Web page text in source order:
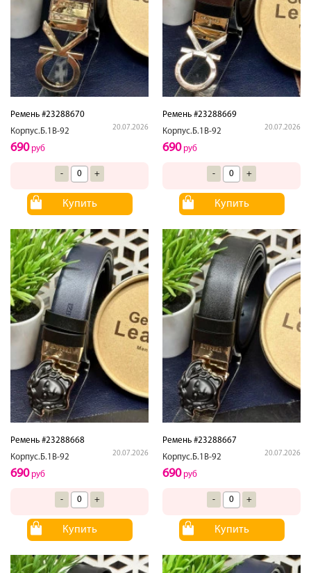
Ремень #23288670
Корпус.Б.1В-92
20.07.2026
690руб
- +
Купить
Ремень #23288669
Корпус.Б.1В-92
20.07.2026
690руб
- +
Купить
Ремень #23288668
Корпус.Б.1В-92
20.07.2026
690руб
- +
Купить
Ремень #23288667
Корпус.Б.1В-92
20.07.2026
690руб
- +
Купить